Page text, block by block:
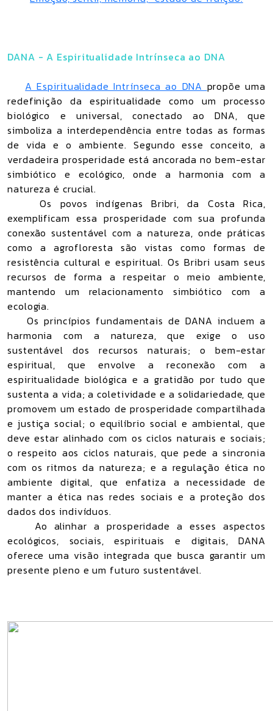
DANA - A Espiritualidade Intrínseca ao DNA
A Espiritualidade Intrínseca ao DNA propõe uma
redefinição da espiritualidade como um processo
biológico e universal, conectado ao DNA, que
simboliza a interdependência entre todas as formas
de vida e o ambiente. Segundo esse conceito, a
verdadeira prosperidade está ancorada no bem-estar
simbiótico e ecológico, onde a harmonia com a
natureza é crucial.
Os povos indígenas Bribri, da Costa Rica,
exemplificam essa prosperidade com sua profunda
conexão sustentável com a natureza, onde práticas
como a agrofloresta são vistas como formas de
resistência cultural e espiritual. Os Bribri usam seus
recursos de forma a respeitar o meio ambiente,
mantendo um relacionamento simbiótico com a
ecologia.
Os princípios fundamentais de DANA incluem a
harmonia com a natureza, que exige o uso
sustentável dos recursos naturais; o bem-estar
espiritual, que envolve a reconexão com a
espiritualidade biológica e a gratidão por tudo que
sustenta a vida; a coletividade e a solidariedade, que
promovem um estado de prosperidade compartilhada
e justiça social; o equilíbrio social e ambiental, que
deve estar alinhado com os ciclos naturais e sociais;
o respeito aos ciclos naturais, que pede a sincronia
com os ritmos da natureza; e a regulação ética no
ambiente digital, que enfatiza a necessidade de
manter a ética nas redes sociais e a proteção dos
dados dos indivíduos.
Ao alinhar a prosperidade a esses aspectos
ecológicos, sociais, espirituais e digitais, DANA
oferece uma visão integrada que busca garantir um
presente pleno e um futuro sustentável.